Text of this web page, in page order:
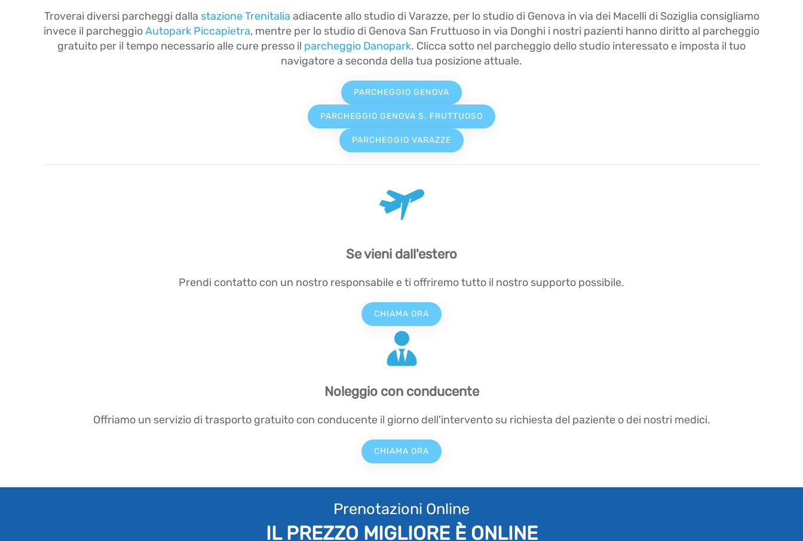
Troverai diversi parcheggi dalla stazione Trenitalia adiacente allo studio di Varazze, per lo studio di Genova in via dei Macelli di Soziglia consigliamo
invece il parcheggioAutopark Piccapietra, mentre per lo studio di Genova San Fruttuoso in via Donghi i nostri pazienti hanno diritto al parcheggio
gratuito per il tempo necessario alle cure presso il parcheggio Danopark. Clicca sotto nel parcheggio dello studio interessato e imposta il tuo
navigatore a seconda della tua posizione attuale.
PARCHEGGIO GENOVA
PARCHEGGIO GENOVA S. FRUTTUOSO
PARCHEGGIO VARAZZE
Se vieni dall'estero
Prendi contatto con un nostro responsabile e ti offriremo tutto il nostro supporto possibile.
CHIAMA ORA
Noleggio con conducente
Offriamo un servizio di trasporto gratuito con conducente il giorno dell'intervento su richiesta del paziente o dei nostri medici.
CHIAMA ORA
Prenotazioni Online
IL PREZZO MIGLIORE È ONLINE